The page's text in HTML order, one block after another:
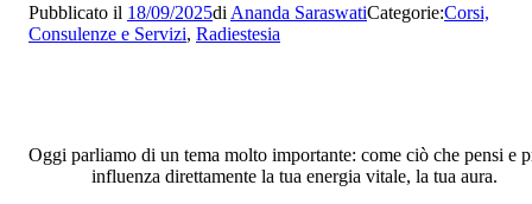
Pubblicato il 18/09/2025di Ananda SaraswatiCategorie:Corsi,
Consulenze e Servizi, Radiestesia
Oggi parliamo di un tema molto importante: come ciò che pensi e
influenza direttamente la tua energia vitale, la tua aura.